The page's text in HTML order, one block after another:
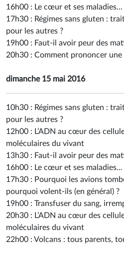
16h00 : Le cœur et ses
17h30 : Régimes sans gluten :
pour les autres ?
19h00 : Faut-il avoir peur des
20h30 : Comment prononcer une
dimanche 15 mai 2016
10h30 : Régimes sans gluten :
pour les autres ?
12h00 : L’ADN au cœur des
moléculaires du vivant
13h30 : Faut-il avoir peur des
16h00 : Le cœur et ses
17h30 : Pourquoi les avions
pourquoi volent-ils (en général) ?
19h00 : Transfuser du sang,
20h30 : L’ADN au cœur des
moléculaires du vivant
22h00 : Volcans : tous parents,